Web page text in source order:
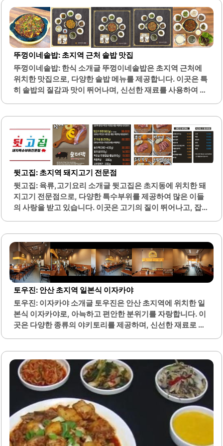
뚜껑이네솥밥: 초지역 근처 솥밥 맛집
뚜껑이네솥밥: 한식 소개글 뚜껑이네솥밥은 초지역 근처에
위치한 맛집으로, 다양한 솥밥 메뉴를 제공합니다. 이곳은 특
히 솥밥의 질감과 맛이 뛰어나며, 신선한 재료를 사용하여 정
다.셀프바가 마련되어 있어 추가 반찬을 자유롭게 리필할 수
있는 점이 큰 장점입니다. 또한, 기본 반찬의 구성도 훌륭하여
식사의 만족도를 높여줍니다. 매장 내부는 넓고 깨끗하게 관
리되어 있으며, 오픈 주방으로 조리 과정을 볼 수 있어 신뢰감
을 줍니다.뚜껑이네솥밥은 가족 단위 방문객에게도 적합하
며, 아기와 함께 방문해도 안심하고 식사할 수 있는 환경을 제
공합니다. 가격 대비 양이 많아 가성비가 뛰어나며, 다양한 메
뉴를 즐길 수 있어 선택의 폭이 넓습니다. 특히, 솥밥의 윤기
와..
뒷고집: 초지역 돼지고기 전문점
뒷고집: 육류,고기요리 소개글 뒷고집은 초지동에 위치한 돼
지고기 전문점으로, 다양한 특수부위를 제공하여 많은 이들
의 사랑을 받고 있습니다. 이곳은 고기의 질이 뛰어나고, 잡내
인기를 끌고 있으며, 고기를 구울 때 육즙이 풍부하게 배어나
오는 특징이 있습니다.기본으로 제공되는 된장찌개와 김은
고기와 함께 곁들여 먹기에 적합하여, 더욱 풍성한 맛을 느낄
수 있습니다. 뒷고집은 가족 단위 방문객에게도 적합한 메뉴
구성을 갖추고 있어, 다양한 연령층이 함께 즐길 수 있는 공간
입니다. 또한, 친절한 직원들이 고객을 맞이하여 편안한 식사
경험을 제공합니다.매장 내부는 쾌적하고 깔끔하게 관리되
어 있으며, 자주 방문하는 단골 고객들이 많습니다. 이곳은 고
기와 함께..
토우진: 안산 초지역 일본식 이자카야
토우진: 이자카야 소개글 토우진은 안산 초지역에 위치한 일
본식 이자카야로, 아늑하고 편안한 분위기를 자랑합니다. 이
곳은 다양한 종류의 야키토리를 제공하며, 신선한 재료로 만
는 잡내 없이 깔끔한 맛을 자랑합니다.또한, 이자카야의 대표
적인 음료인 기린 생맥주와 함께 즐길 수 있어, 음식과 음료의
조화가 뛰어납니다. 토우진의 사장님과 직원들은 친절한 서
비스로 고객들에게 편안한 식사 경험을 제공합니다. 이곳은
혼자서 가볍게 술 한 잔을 즐기기에도 적합하며, 다찌석에서
의 혼술도 좋은 선택입니다.다양한 안주와 함께 즐길 수 있는
메뉴들이 마련되어 있어, 여러 번 방문해도 매번 새로운 맛을
경험할 수 있습니다. 특히, 수제로 만든 꼬치와..